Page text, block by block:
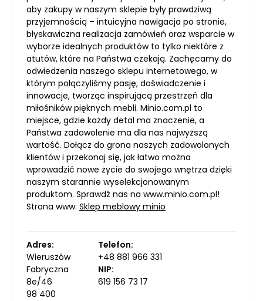
aby zakupy w naszym sklepie były prawdziwą
przyjemnością – intuicyjna nawigacja po stronie,
błyskawiczna realizacja zamówień oraz wsparcie w
wyborze idealnych produktów to tylko niektóre z
atutów, które na Państwa czekają. Zachęcamy do
odwiedzenia naszego sklepu internetowego, w
którym połączyliśmy pasję, doświadczenie i
innowacje, tworząc inspirującą przestrzeń dla
miłośników pięknych mebli. Minio.com.pl to
miejsce, gdzie każdy detal ma znaczenie, a
Państwa zadowolenie ma dla nas najwyższą
wartość. Dołącz do grona naszych zadowolonych
klientów i przekonaj się, jak łatwo można
wprowadzić nowe życie do swojego wnętrza dzięki
naszym starannie wyselekcjonowanym
produktom. Sprawdź nas na www.minio.com.pl!
Strona www: Sklep meblowy minio
Adres:
Wieruszów
Fabryczna
8e/46
98 400
Telefon:
+48 881 966 331
NIP:
619 156 73 17